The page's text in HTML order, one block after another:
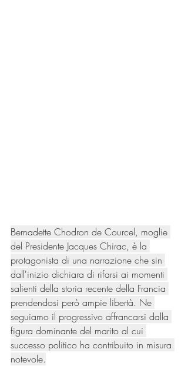
Bernadette Chodron de Courcel, moglie
del Presidente Jacques Chirac, è la
protagonista di una narrazione che sin
dall'inizio dichiara di rifarsi ai momenti
salienti della storia recente della Francia
prendendosi però ampie libertà. Ne
seguiamo il progressivo affrancarsi dalla
figura dominante del marito al cui
successo politico ha contribuito in misura
notevole.